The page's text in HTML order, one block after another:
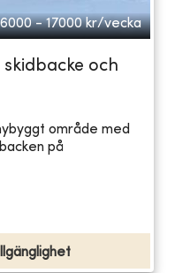
6000 - 17000 kr/vecka
och
område med
på